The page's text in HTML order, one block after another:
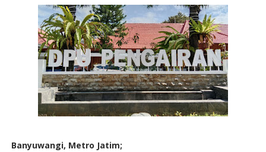
Banyuwangi, Metro Jatim;